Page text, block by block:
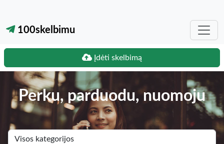
100skelbimu
Įdėti skelbimą
Perku, parduodu, nuomoju